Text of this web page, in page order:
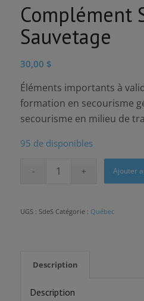
Complément
Sauvetage
30,00 $
Éléments importants à
formation en secourisme
secourisme en milieu de
95 de disponibles
Ajouter
UGS : SdeS Catégorie : Québec
Description
Description